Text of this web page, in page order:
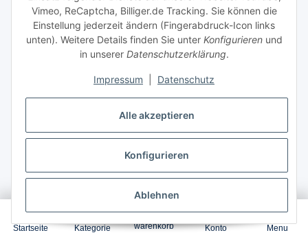
Startseite Kategorie
0
warenkorb Konto Menu
Vimeo, ReCaptcha, Billiger.de Tracking. Sie können die
Einstellung jederzeit ändern (Fingerabdruck-Icon links
unten). Weitere Details finden Sie unter Konfigurierenund
in unserer Datenschutzerklärung.
Impressum Datenschutz
Alle akzeptieren
Konfigurieren
Ablehnen